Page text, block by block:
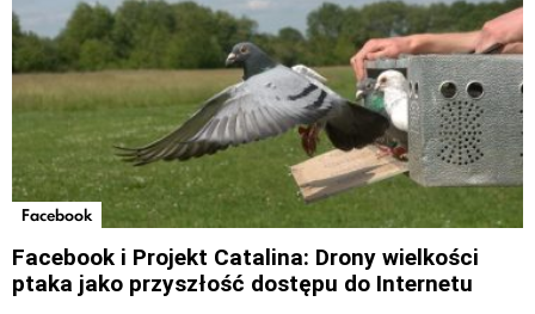
Facebook
Facebook i Projekt Catalina: Drony wielkości
ptaka jako przyszłość dostępu do Internetu